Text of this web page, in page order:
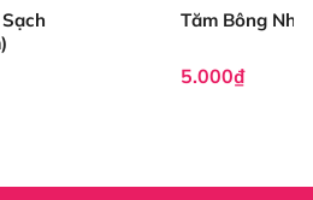
kết và đảm bảo không bán
Tăm Bông Nhỏ
5.000₫